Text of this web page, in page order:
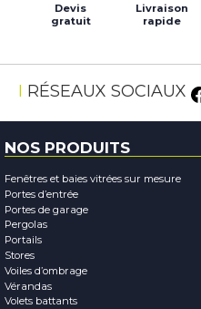
Devis
gratuit
Livraison
rapide
RÉSEAUX SOCIAUX
NOS PRODUITS
Fenêtres et baies vitrées sur mesure
Portes d’entrée
Portes de garage
Pergolas
Portails
Stores
Voiles d’ombrage
Vérandas
Volets battants